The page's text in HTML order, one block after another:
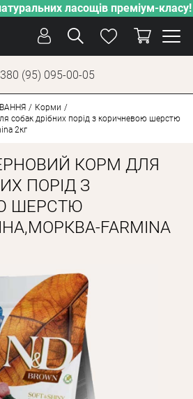
ласощів преміум-класу!
(95) 095-00-05
ВІД СПЕКИ
ВИРОБНИЦТВО
НОВИНКИ
ДЛЯ КОТІВ
і доставка
лояльності
Про Нас
клієнтам
Корми
собак дрібних порід з коричневою шерстю
2кг
КОРМ ДЛЯ
ПОРІД З
ШЕРСТЮ
FARMINA